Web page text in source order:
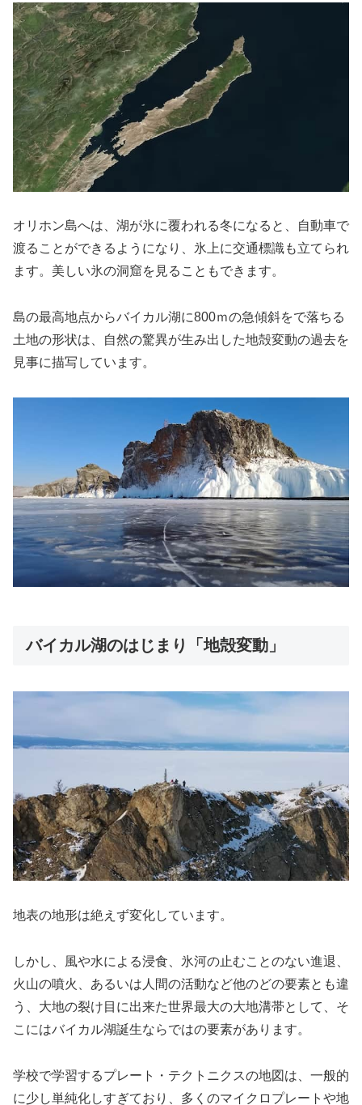
オリホン島へは、湖が氷に覆われる冬になると、自動車で
渡ることができるようになり、氷上に交通標識も立てられ
ます。美しい氷の洞窟を見ることもできます。
島の最高地点からバイカル湖に800ｍの急傾斜をで落ちる
土地の形状は、自然の驚異が生み出した地殻変動の過去を
見事に描写しています。
バイカル湖のはじまり「地殻変動」
地表の地形は絶えず変化しています。
しかし、風や水による浸食、氷河の止むことのない進退、
火山の噴火、あるいは人間の活動など他のどの要素とも違
う、大地の裂け目に出来た世界最大の大地溝帯として、そ
こにはバイカル湖誕生ならではの要素があります。
学校で学習するプレート・テクトニクスの地図は、一般的
に少し単純化しすぎており、多くのマイクロプレートや地